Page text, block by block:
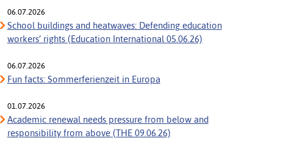
06.07.2026
School buildings and heatwaves: Defending education
workers’ rights (Education International 05.06.26)
06.07.2026
Fun facts: Sommerferienzeit in Europa
01.07.2026
Academic renewal needs pressure from below and
responsibility from above (THE 09.06.26)